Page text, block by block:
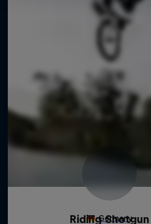
Riding Shotgun